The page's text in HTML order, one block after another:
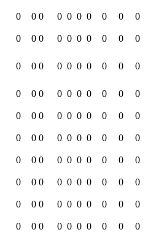
0 0 0 0 0 0 0 0 0 0
0 0 0 0 0 0 0 0 0 0
0 0 0 0 0 0 0 0 0 0
0 0 0 0 0 0 0 0 0 0
0 0 0 0 0 0 0 0 0 0
0 0 0 0 0 0 0 0 0 0
0 0 0 0 0 0 0 0 0 0
0 0 0 0 0 0 0 0 0 0
0 0 0 0 0 0 0 0 0 0
0 0 0 0 0 0 0 0 0 0